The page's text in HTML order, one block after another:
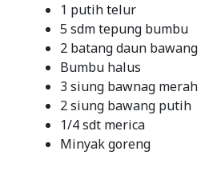
1 putih telur
5 sdm tepung bumbu
2 batang daun bawang
Bumbu halus
3 siung bawnag merah
2 siung bawang putih
1/4 sdt merica
Minyak goreng